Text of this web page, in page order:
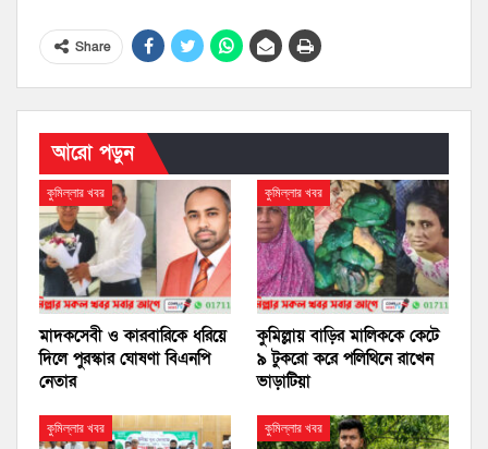
Share
আরো পড়ুন
কুমিল্লার খবর
মাদকসেবী ও কারবারিকে ধরিয়ে
দিলে পুরস্কার ঘোষণা বিএনপি
নেতার
কুমিল্লার খবর
কুমিল্লায় বাড়ির মালিককে কেটে
৯ টুকরো করে পলিথিনে রাখেন
ভাড়াটিয়া
কুমিল্লার খবর কুমিল্লার খবর